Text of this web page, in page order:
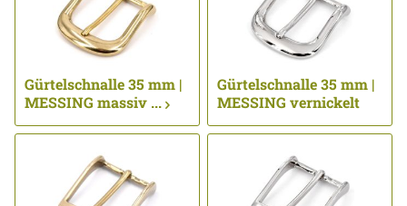
Gürtelschnalle 35 mm |
MESSING massiv ...
Gürtelschnalle 35 mm |
MESSING vernickelt